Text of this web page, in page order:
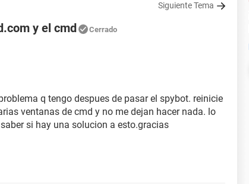
Siguiente Tema
y el cmd Cerrado
q tengo despues de pasar el spybot. reinicie
ventanas de cmd y no me dejan hacer nada. lo
si hay una solucion a esto.gracias